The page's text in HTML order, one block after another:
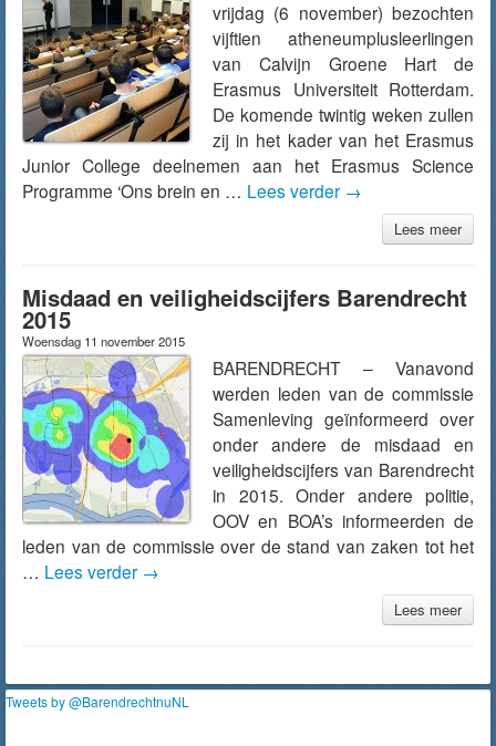
vrijdag (6 november) bezochten
vijftien atheneumplusleerlingen
van Calvijn Groene Hart de
Erasmus Universiteit Rotterdam.
De komende twintig weken zullen
zij in het kader van het Erasmus
Junior College deelnemen aan het Erasmus Science
Programme ‘Ons brein en … Lees verder →
Lees meer
Misdaad en veiligheidscijfers Barendrecht
2015
Woensdag 11 november 2015
BARENDRECHT – Vanavond
werden leden van de commissie
Samenleving geïnformeerd over
onder andere de misdaad en
veiligheidscijfers van Barendrecht
in 2015. Onder andere politie,
OOV en BOA’s informeerden de
leden van de commissie over de stand van zaken tot het
… Lees verder →
Lees meer
Tweets by @BarendrechtnuNL